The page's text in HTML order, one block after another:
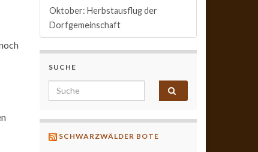
Oktober: Herbstausflug der
Dorfgemeinschaft
SUCHE
Search for:
SCHWARZWÄLDER BOTE